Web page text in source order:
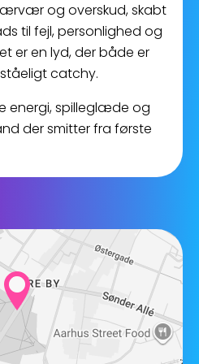
og overskud, skabt
til fejl, personlighed og
er en lyd, der både er
catchy.
energi, spilleglæde og
der smitter fra første